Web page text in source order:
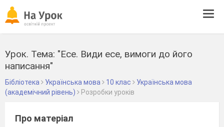
Урок. Тема: "Есе. Види есе, вимоги до його
написання"
Бібліотека Українська мова 10 клас
Українська мова
(академічний рівень)
Розробки уроків
Про матеріал